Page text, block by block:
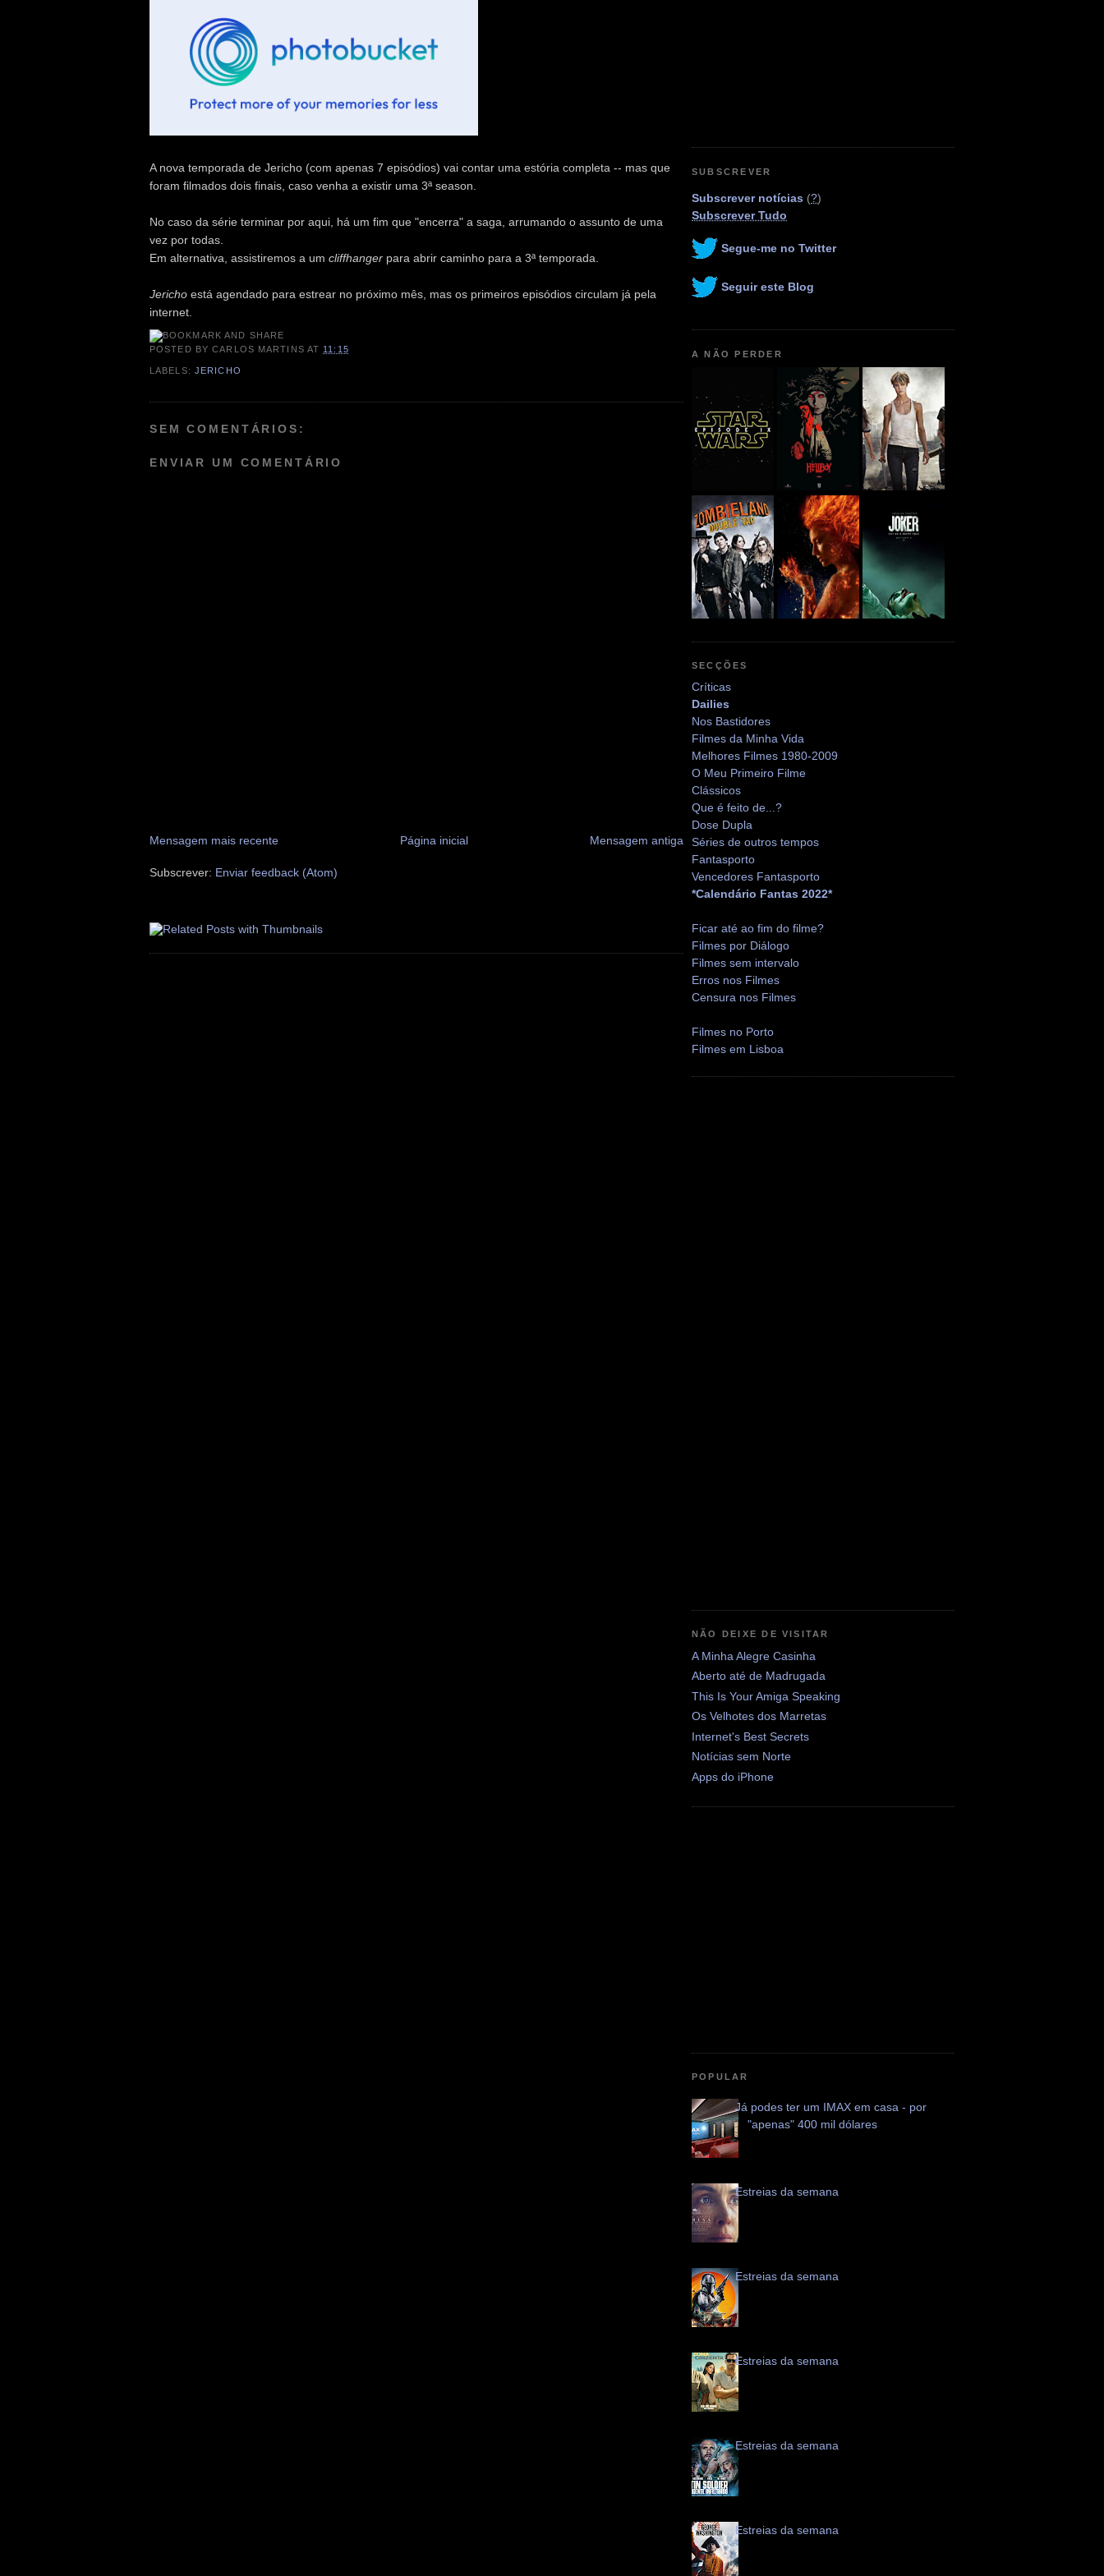
A nova temporada de Jericho (com apenas 7 episódios) vai contar uma estória completa -- mas que
foram filmados dois finais, caso venha a existir uma 3ª season.
No caso da série terminar por aqui, há um fim que "encerra" a saga, arrumando o assunto de uma
vez por todas.
Em alternativa, assistiremos a um cliffhanger para abrir caminho para a 3ª temporada.
Jericho está agendado para estrear no próximo mês, mas os primeiros episódios circulam já pela
internet.
POSTED BYCARLOS MARTINS AT 11:15
LABELS: JERICHO
SEM COMENTÁRIOS:
ENVIAR UM COMENTÁRIO
Mensagem mais recente Mensagem antiga
Página inicial
Subscrever: Enviar feedback (Atom)
SUBSCREVER
Subscrever notícias (?)
Subscrever Tudo
Segue-me no Twitter
Seguir este Blog
A NÃO PERDER
SECÇÕES
Críticas
Dailies
Nos Bastidores
Filmes da Minha Vida
Melhores Filmes 1980-2009
O Meu Primeiro Filme
Clássicos
Que é feito de...?
Dose Dupla
Séries de outros tempos
Fantasporto
Vencedores Fantasporto
*Calendário Fantas 2022*
Ficar até ao fim do filme?
Filmes por Diálogo
Filmes sem intervalo
Erros nos Filmes
Censura nos Filmes
Filmes no Porto
Filmes em Lisboa
NÃO DEIXE DE VISITAR
A Minha Alegre Casinha
Aberto até de Madrugada
This Is Your Amiga Speaking
Os Velhotes dos Marretas
Internet's Best Secrets
Notícias sem Norte
Apps do iPhone
POPULAR
Já podes ter um IMAX em casa - por
"apenas" 400 mil dólares
Estreias da semana
Estreias da semana
Estreias da semana
Estreias da semana
Estreias da semana